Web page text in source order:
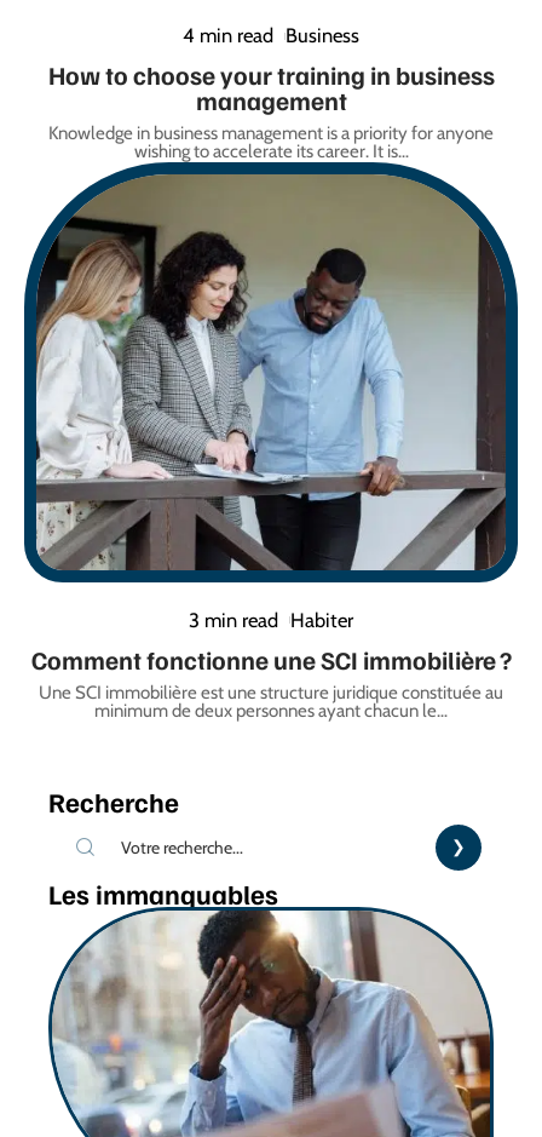
4 min read Business
How to choose your training in business
management
Knowledge in business management is a priority for anyone
wishing to accelerate its career. It is…
3 min read Habiter
Comment fonctionne une SCI immobilière ?
Une SCI immobilière est une structure juridique constituée au
minimum de deux personnes ayant chacun le…
Recherche
Les immanquables